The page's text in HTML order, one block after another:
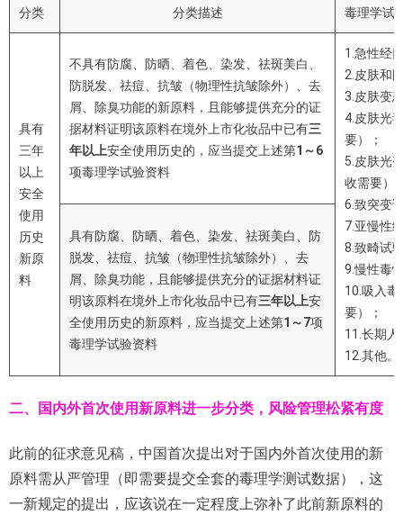
分类 分类描述 毒理学试
具有
三年
以上
安全
使用
历史
新原
料
不具有防腐、防晒、着色、染发、祛斑美白、
防脱发、祛痘、抗皱（物理性抗皱除外）、去
屑、除臭功能的新原料，且能够提供充分的证
据材料证明该原料在境外上市化妆品中已有三
年以上安全使用历史的，应当提交上述第1 ～6
项毒理学试验资料
1.急性经
2.皮肤和
3.皮肤变
4.皮肤光
要）；
5.皮肤光
收需要）
6.致突变
7.亚慢性
8.致畸试
9.慢性毒
10.吸入
要）；
11.长期
12.其他。
具有防腐、防晒、着色、染发、祛斑美白、防
脱发、祛痘、抗皱（物理性抗皱除外）、去
屑、除臭功能，且能够提供充分的证据材料证
明该原料在境外上市化妆品中已有三年以上安
全使用历史的新原料，应当提交上述第1 ～7项
毒理学试验资料
二、国内外首次使用新原料进一步分类，风险管理松紧有度
此前的征求意见稿，中国首次提出对于国内外首次使用的新
原料需从严管理（即需要提交全套的毒理学测试数据），这
一新规定的提出，应该说在一定程度上弥补了此前新原料的